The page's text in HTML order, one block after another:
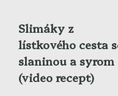
Slimáky z
lístkového cesta
slaninou a syrom
(video recept)